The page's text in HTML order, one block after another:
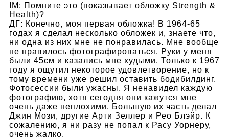
IM: Помните это (показывает обложку Strength &
Health)?
ДГ: Конечно, моя первая обложка! В 1964-65
годах я сделал несколько обложек и, знаете что,
ни одна из них мне не понравилась. Мне вообще
не нравилось фотографироваться. Руки у меня
были 45см и казались мне худыми. Только к 1967
году я ощутил некоторое удовлетворение, но к
тому времени уже решил оставить бодибилдинг.
Фотосессии были ужасны. Я ненавидел каждую
фотографию, хотя сегодня они кажутся мне
очень даже неплохими. Большую их часть делал
Джин Мози, другие Арти Зеллер и Рео Блэйр. К
сожалению, я ни разу не попал к Расу Уорнеру,
очень жалко.